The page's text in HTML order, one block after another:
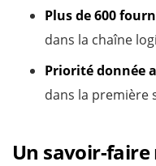
Plus de 600
dans la chaîne
Priorité donnée
dans la première
Un savoir-